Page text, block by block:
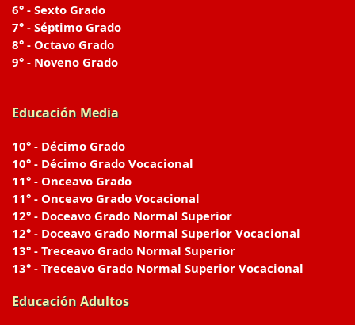
6° - Sexto Grado
7° - Séptimo Grado
8° - Octavo Grado
9° - Noveno Grado
Educación Media
10° - Décimo Grado
10° - Décimo Grado Vocacional
11° - Onceavo Grado
11° - Onceavo Grado Vocacional
12° - Doceavo Grado Normal Superior
12° - Doceavo Grado Normal Superior Vocacional
13° - Treceavo Grado Normal Superior
13° - Treceavo Grado Normal Superior Vocacional
Educación Adultos